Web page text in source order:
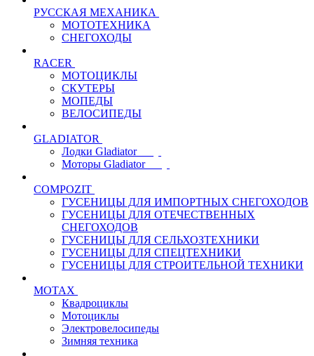
РУССКАЯ МЕХАНИКА
МОТОТЕХНИКА
СНЕГОХОДЫ
RACER
МОТОЦИКЛЫ
СКУТЕРЫ
МОПЕДЫ
ВЕЛОСИПЕДЫ
GLADIATOR
Лодки Gladiator
Моторы Gladiator
COMPOZIT
ГУСЕНИЦЫ ДЛЯ ИМПОРТНЫХ СНЕГОХОДОВ
ГУСЕНИЦЫ ДЛЯ ОТЕЧЕСТВЕННЫХ
СНЕГОХОДОВ
ГУСЕНИЦЫ ДЛЯ СЕЛЬХОЗТЕХНИКИ
ГУСЕНИЦЫ ДЛЯ СПЕЦТЕХНИКИ
ГУСЕНИЦЫ ДЛЯ СТРОИТЕЛЬНОЙ ТЕХНИКИ
MOTAX
Квадроциклы
Мотоциклы
Электровелосипеды
Зимняя техника